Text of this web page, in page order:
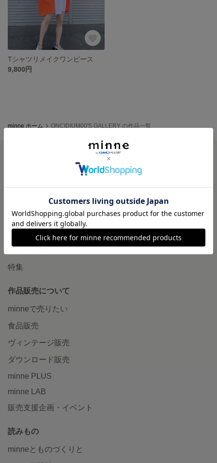
Tシャツリメイクワンピース
9,800円
minne ホーム ONCIDIUM00'S GALLERY の作品一覧
minneで買いたい
作品をさがす
ショップをさがす
特集
作品販売について
minneで売りたい
食品販売
ヴィンテージ販売
ダウンロード販売
minne PLUS
minne LAB
販売支援企画・イベント
読みもの
minneとものづくりと